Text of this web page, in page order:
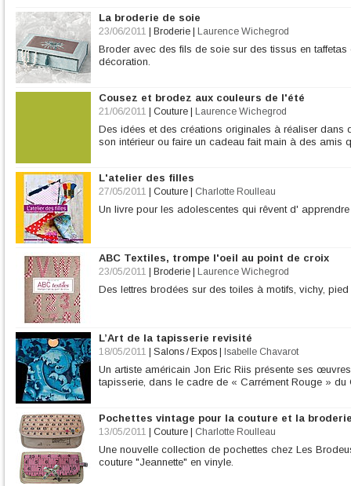
La broderie de soie
23/06/2011 Broderie Laurence Wichegrod
Broder avec des fils de soie sur des tissus en
décoration.
Cousez et brodez aux couleurs de l'été
21/06/2011 Couture Laurence Wichegrod
Des idées et des créations originales à réaliser dans
son intérieur ou faire un cadeau fait main à des amis
L'atelier des filles
27/05/2011 Couture Charlotte Roulleau
Un livre pour les adolescentes qui rêvent d'
ABC Textiles, trompe l'oeil au point de croix
23/05/2011 Broderie Laurence Wichegrod
Des lettres brodées sur des toiles à motifs, vichy,
L’Art de la tapisserie revisité
18/05/2011 Salons / Expos Isabelle Chavarot
Un artiste américain Jon Eric Riis présente ses
tapisserie, dans le cadre de « Carrément Rouge » du
Pochettes vintage pour la couture et la
13/05/2011 Couture Charlotte Roulleau
Une nouvelle collection de pochettes chez Les
couture "Jeannette" en vinyle.